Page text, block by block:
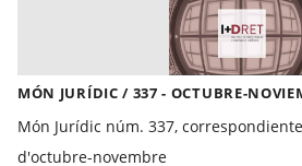
MÓN JURÍDIC / 337 - OCTUBRE-
Món Jurídic núm. 337,
d'octubre-novembre